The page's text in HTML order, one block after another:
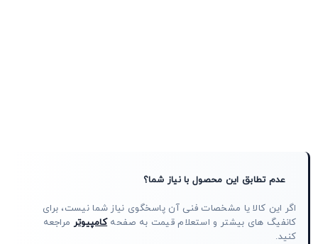
عدم تطابق این محصول با نیاز شما؟
اگر این کالا یا مشخصات فنی آن پاسخگوی نیاز شما نیست، برای
کانفیگ های بیشتر و استعلام قیمت به صفحهکامپیوتر مراجعه
کنید.